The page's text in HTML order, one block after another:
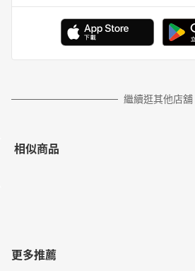
繼續逛其他店舖
相似商品
更多推薦